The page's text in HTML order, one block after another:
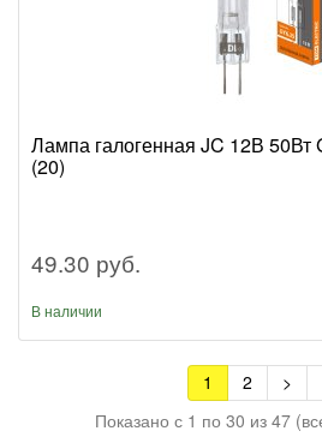
Лампа галогенная JC 12В 50Вт
(20)
49.30 руб.
В наличии
1 2 >
Показано с 1 по 30 из 47